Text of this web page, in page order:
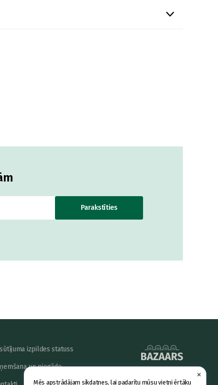
×
Mēs apstrādājam sīkdatnes, lai padarītu mūsu vietni ērtāku
Parakstīties
izpildes statuss
un piegāde